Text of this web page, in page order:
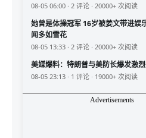
08-05 06:00 · 2 评论 · 20000+ 次阅读
她曾是体操冠军 16岁被姜文带进娱
闻多如雪花
08-05 13:33 · 2 评论 · 20000+ 次阅读
美媒爆料：特朗普与美防长爆发激
08-05 23:13 · 1 评论 · 19000+ 次阅读
Advertisements